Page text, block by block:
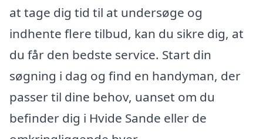
at tage dig tid til at undersøge og
indhente flere tilbud, kan du sikre dig, at
du får den bedste service. Start din
søgning i dag og find en handyman, der
passer til dine behov, uanset om du
befinder dig i Hvide Sande eller de